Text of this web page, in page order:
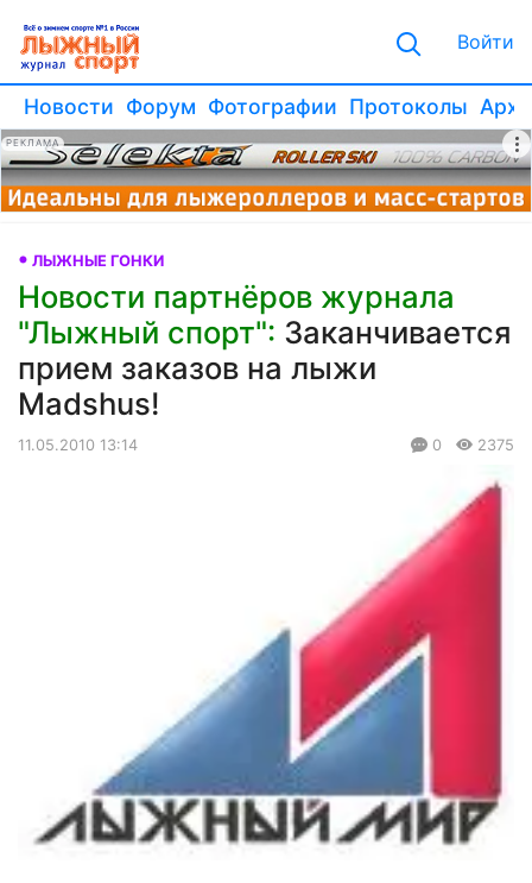
Войти
Новости Форум Фотографии Протоколы
РЕКЛАМА
ЛЫЖНЫЕ ГОНКИ
Новости партнёров журнала
"Лыжный спорт": Заканчивается
прием заказов на лыжи
Madshus!
11.05.2010 13:14 0 2375